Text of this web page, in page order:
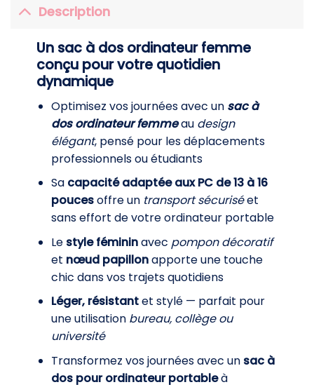
Description
Un sac à dos ordinateur femme
conçu pour votre quotidien
dynamique
Optimisez vos journées avec un sac à
dos ordinateur femmeau design
élégant, pensé pour les déplacements
professionnels ou étudiants
Sa capacité adaptée aux PC de 13 à 16
poucesoffre un transport sécuriséet
sans effort de votre ordinateur portable
Le style fémininavec pompon décoratif
et nœud papillonapporte une touche
chic dans vos trajets quotidiens
Léger, résistantet stylé — parfait pour
une utilisation bureau, collège ou
université
Transformez vos journées avec un sac à
dos pour ordinateur portableà